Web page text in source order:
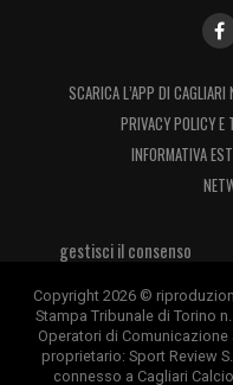
LA PLAYLIST
SCARICA L’APP DI
PRIVACY POLICY E
INFORMATIVA
gestisci il consenso
Copyright 2026 ©
Stampa Tribunale di Torino
Operatori di Comunicazione
proprietario: Sport Review
connesso a Cagliari